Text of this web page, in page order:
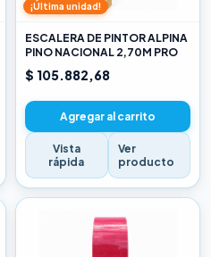
¡Última unidad!
ESCALERA DE PINTOR ALPINA
PINO NACIONAL 2,70M PRO
$ 105.882,68
Agregar al carrito
Vista
rápida
Ver
producto